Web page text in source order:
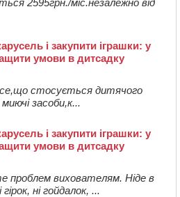
і закупити іграшки: у
умови в дитсадку
стосується дитячого
засоби,к...
і закупити іграшки: у
умови в дитсадку
проблем вихователям. Ніде в
ні гойдалок, ...